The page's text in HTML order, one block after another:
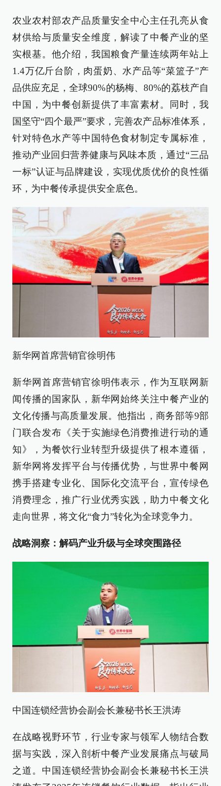
农业农村部农产品质量安全中心主任孔亮从食
材供给与质量安全维度，解读了中餐产业的坚
实根基。他介绍，我国粮食产量连续两年站上
1.4万亿斤台阶，肉蛋奶、水产品等“菜篮子”产
品供应充足，全球90%的杨梅、80%的荔枝产自
中国，为中餐创新提供了丰富素材。同时，我
国坚守“四个最严”要求，完善农产品标准体系，
针对特色水产等中国特色食材制定专属标准，
推动产业回归营养健康与风味本质，通过“三品
一标”认证与品牌建设，实现优质优价的良性循
环，为中餐传承提供安全底色。
新华网首席营销官徐明伟
新华网首席营销官徐明伟表示，作为互联网新
闻传播的国家队，新华网始终关注中餐产业的
文化传播与高质量发展。他指出，商务部等9部
门联合发布《关于实施绿色消费推进行动的通
知》，为餐饮行业转型升级提供了根本遵循，
新华网将发挥平台与传播优势，与世界中餐网
携手搭建专业化、国际化交流平台，宣传绿色
消费理念，推广行业优秀实践，助力中餐文化
走向世界，将文化“食力”转化为全球竞争力。
战略洞察：解码产业升级与全球突围路径
中国连锁经营协会副会长兼秘书长王洪涛
在战略视野环节，行业专家与领军人物结合数
据与实践，深入剖析中餐产业发展痛点与破局
之道。中国连锁经营协会副会长兼秘书长王洪